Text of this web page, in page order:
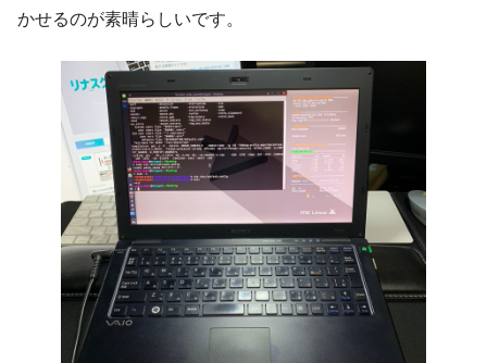
かせるのが素晴らしいです。